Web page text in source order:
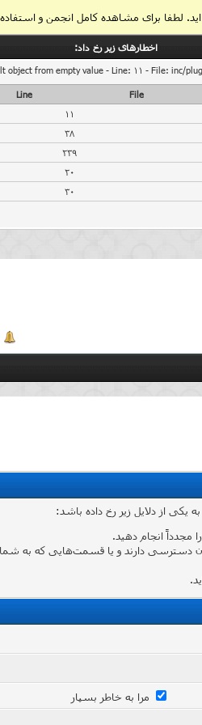
لطفا برای مشاهده کامل انجمن و
اخطار‌های زیر رخ داد:
from empty value - Line: 11 - File: inc/
File
Line
11
38
239
20
30
از دلایل زیر رخ داده باشد:
مجدداً انجام دهید.
دارند و یا قسمت‌هایی که به شما
مرا به خاطر بسپار